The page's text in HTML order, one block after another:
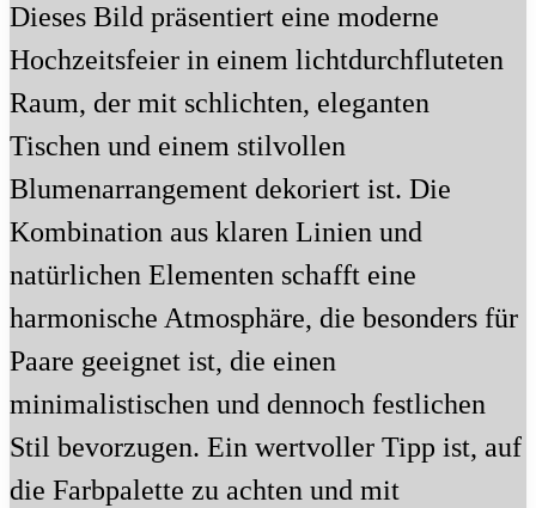
Dieses Bild präsentiert eine moderne
Hochzeitsfeier in einem lichtdurchfluteten
Raum, der mit schlichten, eleganten
Tischen und einem stilvollen
Blumenarrangement dekoriert ist. Die
Kombination aus klaren Linien und
natürlichen Elementen schafft eine
harmonische Atmosphäre, die besonders für
Paare geeignet ist, die einen
minimalistischen und dennoch festlichen
Stil bevorzugen. Ein wertvoller Tipp ist, auf
die Farbpalette zu achten und mit